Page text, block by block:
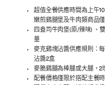
超值全餐供應時間為上午
嫩煎鷄腿堡及牛肉類商品
四盎司牛肉堡(原/辣味) 、
量
麥克鷄塊沾醬供應規則：
沾醬2盒
麥脆鷄腿為棒腿或大腿，2
配餐價格僅限於搭配主餐